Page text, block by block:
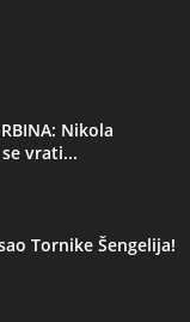
Nikola
vrati...
Tornike Šengelija!